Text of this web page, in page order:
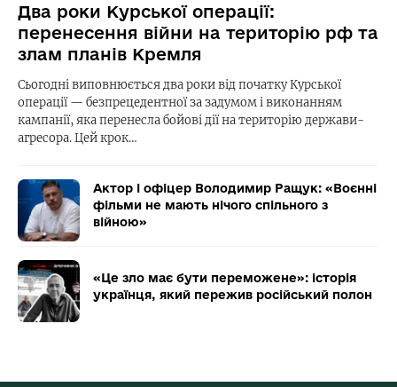
Два роки Курської операції:
перенесення війни на територію рф та
злам планів Кремля
Сьогодні виповнюється два роки від початку Курської
операції — безпрецедентної за задумом і виконанням
кампанії, яка перенесла бойові дії на територію держави-
агресора. Цей крок…
Актор і офіцер Володимир Ращук: «Воєнні
фільми не мають нічого спільного з
війною»
«Це зло має бути переможене»: історія
українця, який пережив російський полон